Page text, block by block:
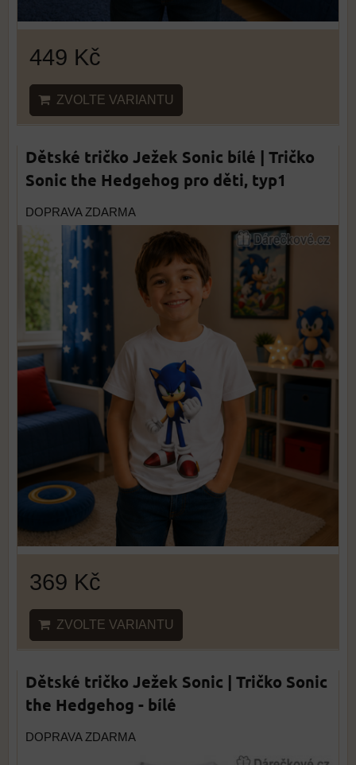
449 Kč
ZVOLTE VARIANTU
Dětské tričko Ježek Sonic bílé | Tričko
Sonic the Hedgehog pro děti, typ1
DOPRAVA ZDARMA
369 Kč
ZVOLTE VARIANTU
Dětské tričko Ježek Sonic | Tričko Sonic
the Hedgehog - bílé
DOPRAVA ZDARMA